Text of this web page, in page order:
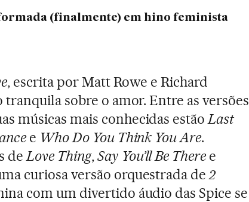
(finalmente) em hino feminista
, escrita por Matt Rowe e Richard
tranquila sobre o amor. Entre as versões
músicas mais conhecidas estãoLast
e Who Do You Think You Are.
deLove Thing,Say You’ll Be Theree
curiosa versão orquestrada de2
com um divertido áudio das Spice se